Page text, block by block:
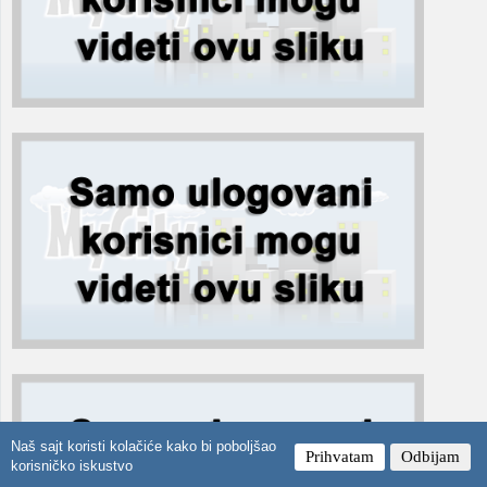
Naš sajt koristi kolačiće kako bi poboljšao
korisničko iskustvo
Prihvatam Odbijam